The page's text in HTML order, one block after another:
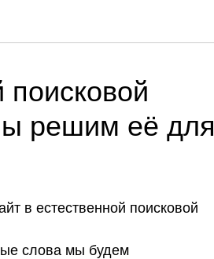
поисковой
решим её для
в естественной поисковой
слова мы будем